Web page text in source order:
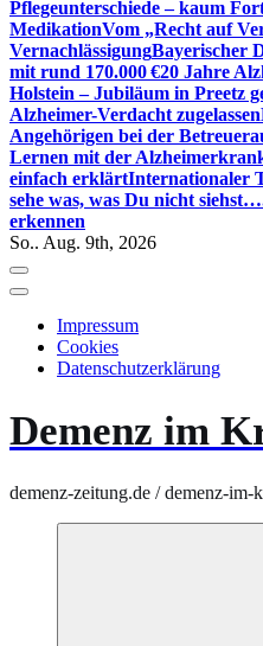
Pflegeunterschiede – kaum
MedikationVom „Recht auf
VernachlässigungBayerischer
mit rund 170.000 €20 Jahre
Holstein – Jubiläum in Preetz
Alzheimer-Verdacht zugelassen
Angehörigen bei der
Lernen mit der
einfach erklärtInternationaler
sehe was, was Du nicht
erkennen
So.. Aug. 9th, 2026
Impressum
Cookies
Datenschutzerklärung
Demenz im
demenz-zeitung.de / demenz-im-